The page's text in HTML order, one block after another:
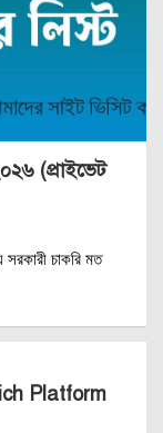
(প্রাইভেট
চাকরি মত
Platform